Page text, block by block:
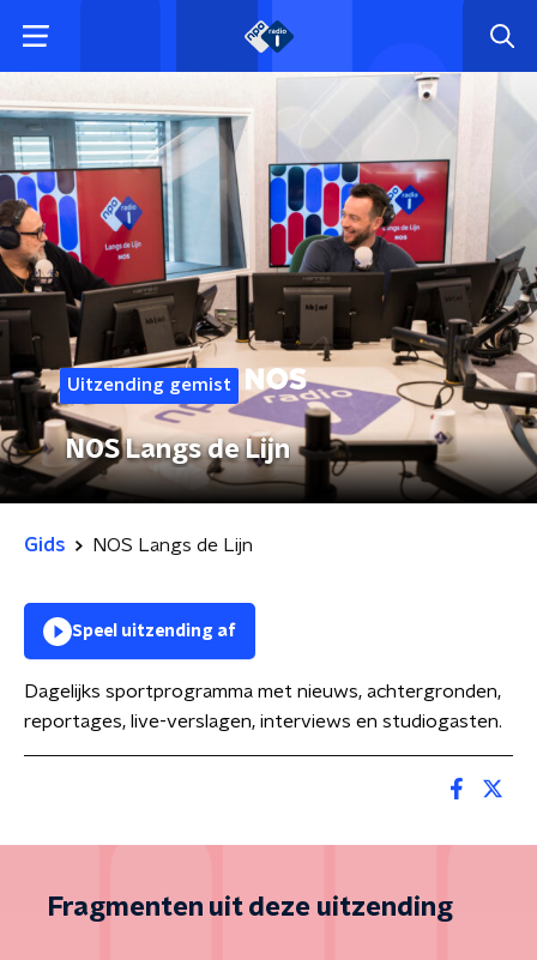
Uitzending gemist
NOS Langs de Lijn
Gids NOS Langs de Lijn
Speel uitzending af
Dagelijks sportprogramma met nieuws, achtergronden,
reportages, live-verslagen, interviews en studiogasten.
Fragmenten uit deze uitzending